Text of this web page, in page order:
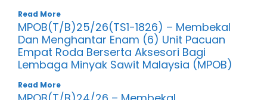
Read More
MPOB(T/B)25/26(TS1-1826) – Membekal
Dan Menghantar Enam (6) Unit Pacuan
Empat Roda Berserta Aksesori Bagi
Lembaga Minyak Sawit Malaysia (MPOB)
Read More